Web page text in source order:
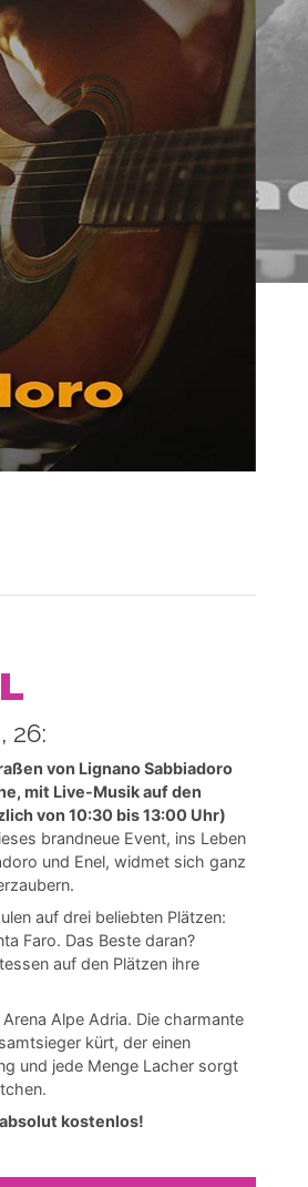
26:
von Lignano Sabbiadoro
mit Live-Musik auf den
von 10:30 bis 13:00 Uhr)
brandneue Event, ins Leben
und Enel, widmet sich ganz
auf drei beliebten Plätzen:
Faro. Das Beste daran?
auf den Plätzen ihre
Alpe Adria. Die charmante
kürt, der einen
und jede Menge Lacher sorgt
kostenlos!